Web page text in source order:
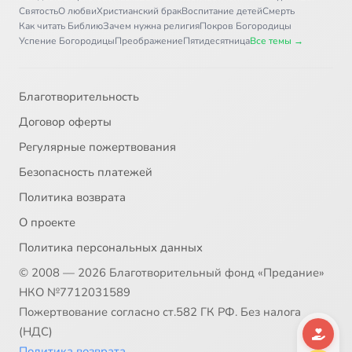
32 Передача от 4 июня 2011 года
34 Передача от 3 сентября 2012 года
36 Передача от 17 сентября 2012 года
37 Передача от 24 сентября 2012 года
38 Передача от 1 октября 2012 года
СвятостьО любвиХристианский бракВоспитание детейСмерть
Как читать БиблиюЗачем нужна религияПокров Богородицы
Успение БогородицыПреображениеПятидесятницаВсе темы →
Благотворительность
Договор оферты
Регулярные пожертвования
Безопасность платежей
Политика возврата
О проекте
Политика персональных данных
© 2008 — 2026 Благотворительный фонд «Предание»
НКО №7712031589
Пожертвование согласно ст.582 ГК РФ. Без налога
(НДС)